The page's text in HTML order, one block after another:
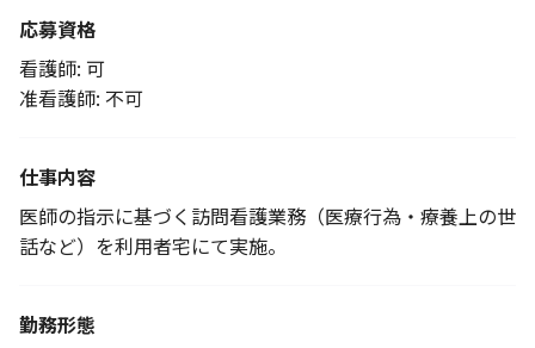
応募資格
看護師: 可
准看護師: 不可
仕事内容
医師の指示に基づく訪問看護業務（医療行為・療養上の世
話など）を利用者宅にて実施。
勤務形態